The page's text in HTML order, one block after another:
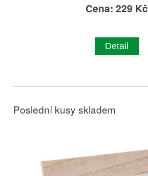
Cena: 229 Kč
Detail
Poslední kusy skladem